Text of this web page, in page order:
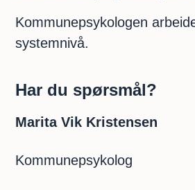
Kommunepsykologen
systemnivå.
Har du spørsmål?
Marita Vik Kristensen
Kommunepsykolog